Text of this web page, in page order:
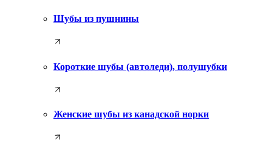
Шубы из пушнины
Короткие шубы (автоледи), полушубки
Женские шубы из канадской норки